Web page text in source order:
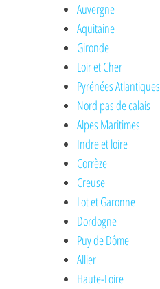
Auvergne
Aquitaine
Gironde
Loir et Cher
Pyrénées Atlantiques
Nord pas de calais
Alpes Maritimes
Indre et loire
Corrèze
Creuse
Lot et Garonne
Dordogne
Puy de Dôme
Allier
Haute-Loire